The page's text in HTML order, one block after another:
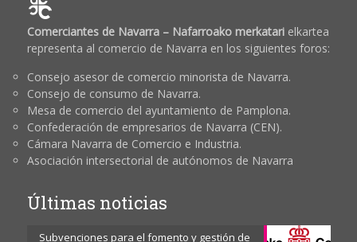
Comerciantes de Navarra – Nafarroako merkatarielkartea
representa al comercio de Navarra en los siguientes foros:
Consejo asesor de comercio minorista de Navarra.
Consejo de consumo de Navarra.
Mesa de comercio del ayuntamiento de Pamplona.
Confederación de empresarios de Navarra (CEN).
Cámara Navarra de Comercio e Industria.
Asociación intersectorial de autónomos de Navarra
Últimas noticias
Subvenciones para el fomento y gestión de